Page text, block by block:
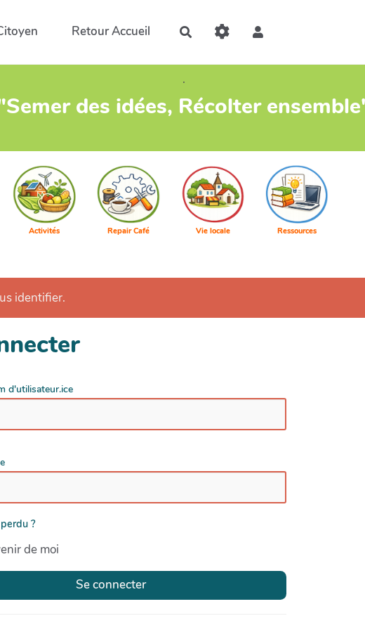
Retour Accueil Rechercher
.
des idées, Récolter
Activités Repair Café Vie locale Ressources
identifier.
d'utilisateur.ice
?
de moi
Se connecter